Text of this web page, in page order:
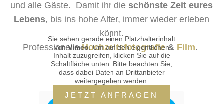
und alle Gäste. Damit ihr die schönste Zeit eures
Lebens, bis ins hohe Alter, immer wieder erleben
könnt.
ProfessionelleHochzeitsfotografie& Film.
Sie sehen gerade einen Platzhalterinhalt
vonVimeo. Um auf den eigentlichen
Inhalt zuzugreifen, klicken Sie auf die
Schaltfläche unten. Bitte beachten Sie,
dass dabei Daten an Drittanbieter
weitergegeben werden.
Mehr Informationen
JETZT ANFRAGEN